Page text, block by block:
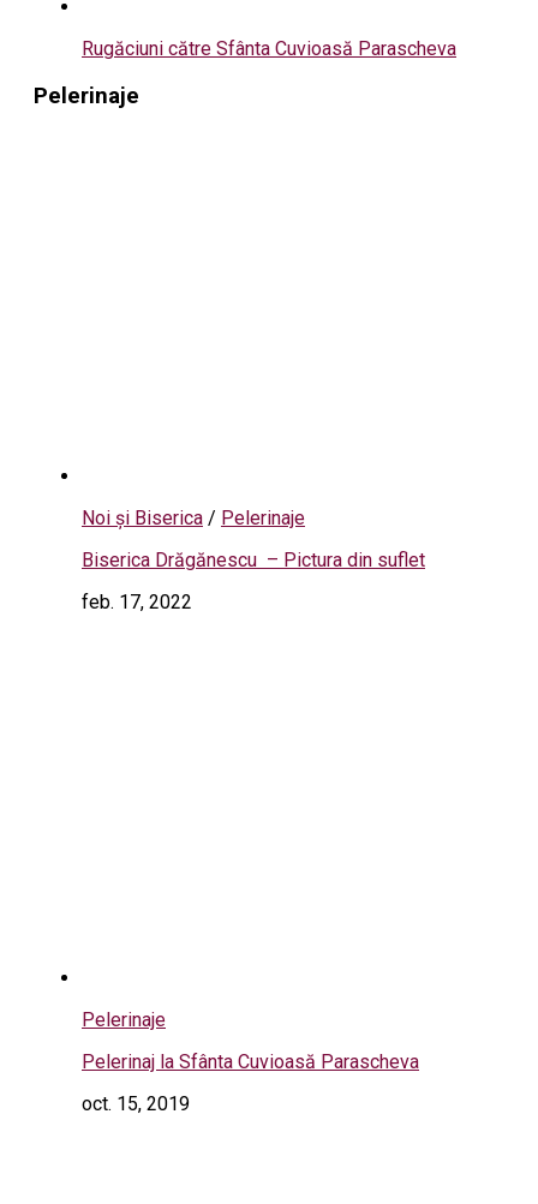
Rugăciuni către Sfânta Cuvioasă Parascheva
Pelerinaje
Noi și Biserica / Pelerinaje
Biserica Drăgănescu – Pictura din suflet
feb. 17, 2022
Pelerinaje
Pelerinaj la Sfânta Cuvioasă Parascheva
oct. 15, 2019